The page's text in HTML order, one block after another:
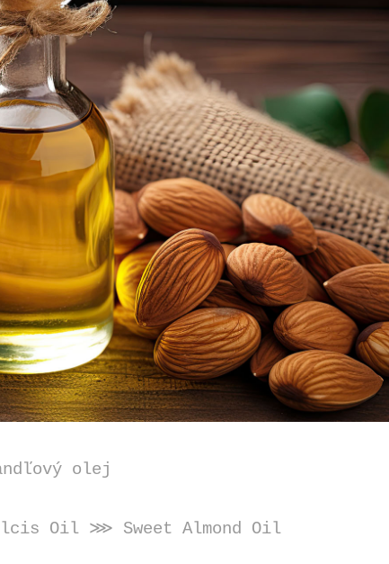
olej
Oil ⋙ Sweet Almond Oil